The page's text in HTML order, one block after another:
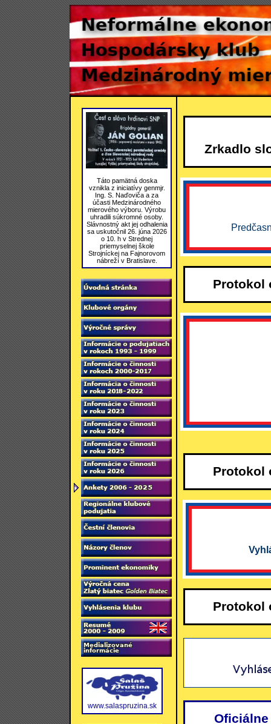
Táto pamätná doska
vznikla z iniciatívy genmjr.
Ing. S. Naďoviča a za
účasti Medzinárodného
mierového výboru. Výrobu
uhradili súkromné osoby.
Slávnostný akt jej odhalenia
sa uskutočnil 26. júna 2026
o 10. h v Strednej
priemyselnej škole
Strojníckej na Fajnorovom
nábreží v Bratislave.
www.salaspruzina.sk
Zrkadlo
Protokol
Protokol
Protokol